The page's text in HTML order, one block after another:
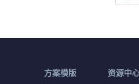
方案模版 资源中